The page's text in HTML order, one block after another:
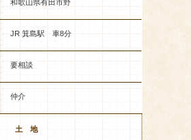
和歌山県有田市野
JR 箕島駅 車8分
要相談
仲介
土 地